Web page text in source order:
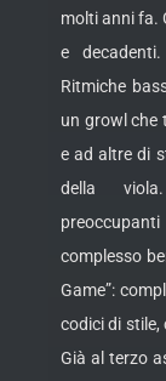
molti anni fa.
e
Ritmiche
un growl che
e ad altre di
della
complesso
Game”:
codici di
Già al terzo